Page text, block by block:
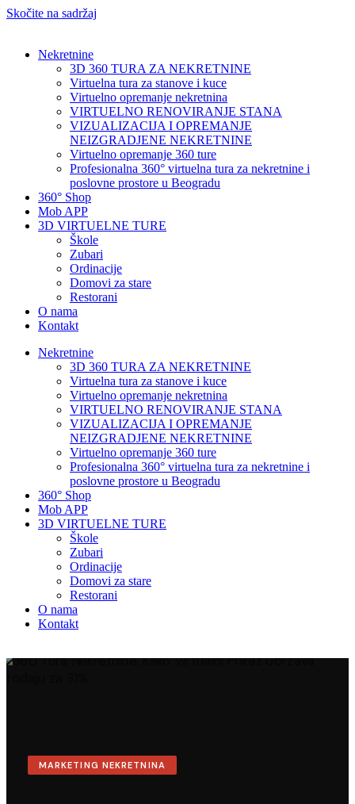
Skočite na sadržaj
Nekretnine
3D 360 TURA ZA NEKRETNINE
Virtuelna tura za stanove i kuce
Virtuelno opremanje nekretnina
VIRTUELNO RENOVIRANJE STANA
VIZUALIZACIJA I OPREMANJE
NEIZGRADJENE NEKRETNINE
Virtuelno opremanje 360 ture
Profesionalna 360° virtuelna tura za nekretnine i
poslovne prostore u Beogradu
360° Shop
Mob APP
3D VIRTUELNE TURE
Škole
Zubari
Ordinacije
Domovi za stare
Restorani
O nama
Kontakt
Nekretnine
3D 360 TURA ZA NEKRETNINE
Virtuelna tura za stanove i kuce
Virtuelno opremanje nekretnina
VIRTUELNO RENOVIRANJE STANA
VIZUALIZACIJA I OPREMANJE
NEIZGRADJENE NEKRETNINE
Virtuelno opremanje 360 ture
Profesionalna 360° virtuelna tura za nekretnine i
poslovne prostore u Beogradu
360° Shop
Mob APP
3D VIRTUELNE TURE
Škole
Zubari
Ordinacije
Domovi za stare
Restorani
O nama
Kontakt
MARKETING NEKRETNINA